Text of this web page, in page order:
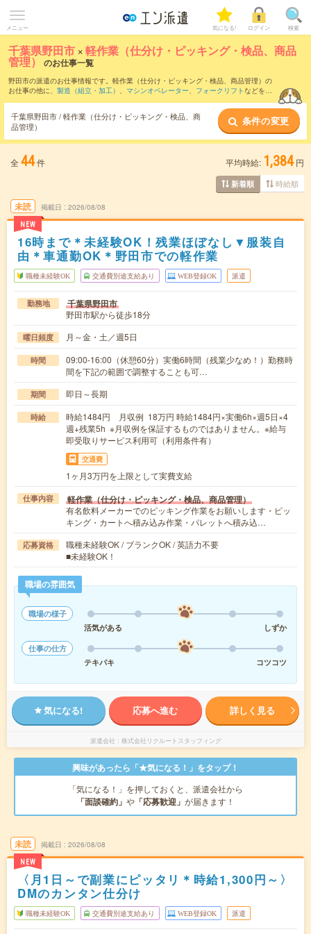
メニュー 気になる! ログイン 検索
千葉県野田市 ×軽作業（仕分け・ピッキング・検品、商品
管理） のお仕事一覧
野田市の派遣のお仕事情報です。軽作業（仕分け・ピッキング・検品、商品管理）の
お仕事の他に、 製造（組立・加工） 、 マシンオペレーター、 フォークリフトなどを取
軽作業（仕分け・ピッキング・検品、商品
管理）のお仕事とは？とは？
千葉県野田市 / 軽作業（仕分け・ピッキング・検品、商
品管理）
条件の変更
全 44件 平均時給: 1,384 円
新着順 時給順
未読
NEW
掲載日 2026/08/08
16時まで＊未経験OK！残業ほぼなし▼服装自
由＊車通勤OK＊野田市での軽作業
職種未経験OK 交通費別途支給あり WEB登録OK 派遣
勤務地 千葉県野田市
野田市駅から徒歩18分
曜日頻度 月～金・土／週5日
時間
09:00-16:00（休憩60分）実働6時間（残業少なめ！）勤務時
間を下記の範囲で調整することも可…
期間 即日～長期
時給
時給1484円 月収例 18万円 時給1484円×実働6h×週5日×4
週+残業5h ※月収例を保証するものではありません。※給与
即受取りサービス利用可（利用条件有）
交通費
1ヶ月3万円を上限として実費支給
仕事内容 軽作業（仕分け・ピッキング・検品、商品管理）
有名飲料メーカーでのピッキング作業をお願いします・ピッ
キング・カートへ積み込み作業・パレットへ積み込…
応募資格
職種未経験OK / ブランクOK / 英語力不要
■未経験OK！
職場の雰囲気
職場の様子
活気がある
しずか
仕事の仕方
テキパキ
コツコツ
気になる! 応募へ進む 詳しく見る
派遣会社 株式会社リクルートスタッフィング
興味があったら「★気になる！」をタップ！
「気になる！」を押しておくと、派遣会社から
「面談確約」 や 「応募歓迎」 が届きます！
未読
NEW
掲載日 2026/08/08
〈月1日～で副業にピッタリ＊時給1,300円～〉
DMのカンタン仕分け
職種未経験OK 交通費別途支給あり WEB登録OK 派遣